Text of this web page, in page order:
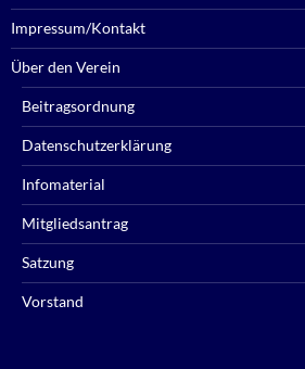
Impressum/Kontakt
Über den Verein
Beitragsordnung
Datenschutzerklärung
Infomaterial
Mitgliedsantrag
Satzung
Vorstand